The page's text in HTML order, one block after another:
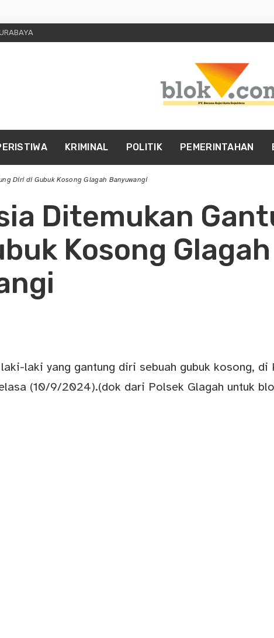
KRIMINAL POLITIK PEMERINTAHAN
Diri di Gubuk Kosong Glagah Banyuwangi
Ditemukan
Kosong Glagah